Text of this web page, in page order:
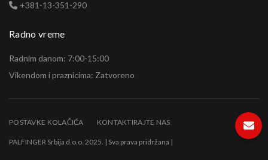
+381-13-351-290
Radno vreme
Radnim danom: 7:00-15:00
Vikendom i praznicima: Zatvoreno
POSTAVKE KOLAČIĆA KONTAKTIRAJTE NAS
PALFINGER Srbija d.o.o. 2025. | Sva prava pridržana |